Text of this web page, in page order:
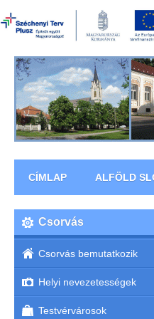
CÍMLAP ALFÖLD
Csorvás
Csorvás bemutatkozik
Helyi nevezetességek
Testvérvárosok